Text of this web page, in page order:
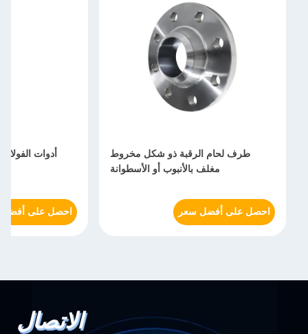
طرف لحام الرقبة ذو شكل مخروط
مغلف بالأنبوب أو الأسطوانة
احصل على أفضل سعر
أدوات
احصل على
الاتصال